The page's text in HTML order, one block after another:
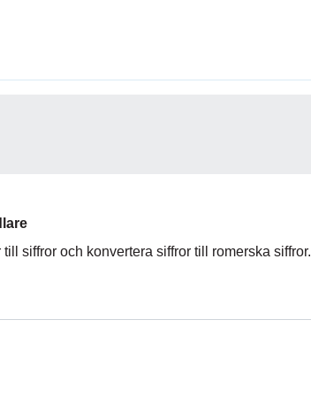
siffror och konvertera siffror till romerska siffror.